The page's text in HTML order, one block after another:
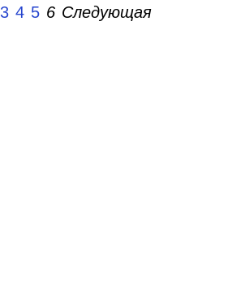
3 4 5 6 Следующая